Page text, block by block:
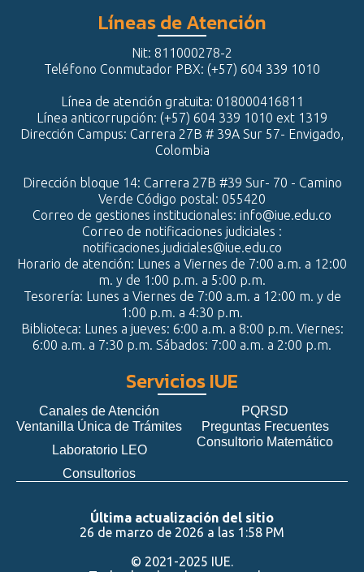
Líneas de Atención
Nit: 811000278-2
Teléfono Conmutador PBX: (+57) 604 339 1010
Línea de atención gratuita: 018000416811
Línea anticorrupción: (+57) 604 339 1010 ext 1319
Dirección Campus: Carrera 27B # 39A Sur 57- Envigado,
Colombia
Dirección bloque 14: Carrera 27B #39 Sur- 70 - Camino
Verde Código postal: 055420
Correo de gestiones institucionales: info@iue.edu.co
Correo de notificaciones judiciales :
notificaciones.judiciales@iue.edu.co
Horario de atención: Lunes a Viernes de 7:00 a.m. a 12:00
m. y de 1:00 p.m. a 5:00 p.m.
Tesorería: Lunes a Viernes de 7:00 a.m. a 12:00 m. y de
1:00 p.m. a 4:30 p.m.
Biblioteca: Lunes a jueves: 6:00 a.m. a 8:00 p.m. Viernes:
6:00 a.m. a 7:30 p.m. Sábados: 7:00 a.m. a 2:00 p.m.
Servicios IUE
Canales de Atención
Ventanilla Única de Trámites
Laboratorio LEO
Consultorios
PQRSD
Preguntas Frecuentes
Consultorio Matemático
Última actualización del sitio
26 de marzo de 2026 a las 1:58 PM
© 2021-2025 IUE.